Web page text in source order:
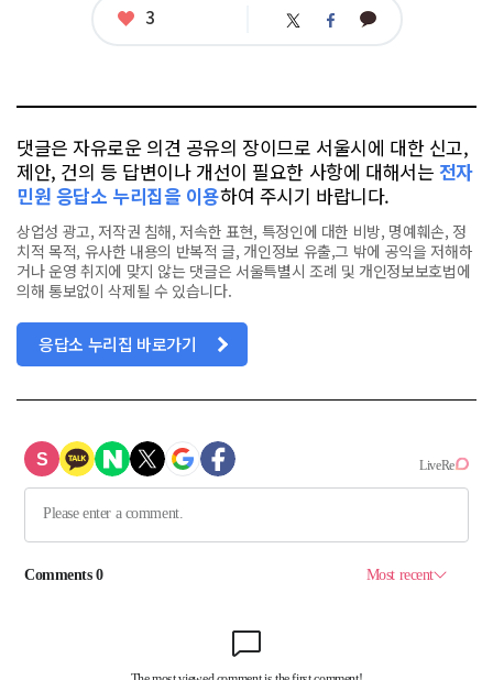
좋
3 트 페 카
댓글은 자유로운 의견 공유의 장이므로 서울시에 대한 신고,
제안, 건의 등 답변이나 개선이 필요한 사항에 대해서는 전자
민원 응답소 누리집을 이용하여 주시기 바랍니다.
상업성 광고, 저작권 침해, 저속한 표현, 특정인에 대한 비방, 명예훼손, 정
치적 목적, 유사한 내용의 반복적 글, 개인정보 유출,그 밖에 공익을 저해하
거나 운영 취지에 맞지 않는 댓글은 서울특별시 조례 및 개인정보보호법에
의해 통보없이 삭제될 수 있습니다.
응답소 누리집 바로가기